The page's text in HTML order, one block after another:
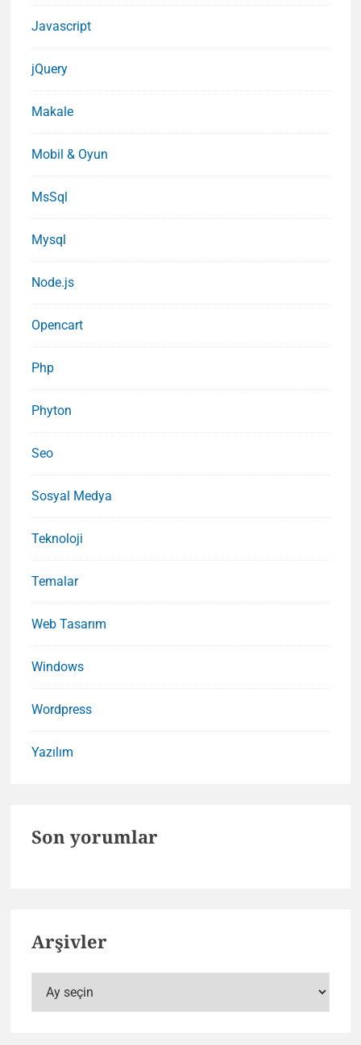
Javascript
jQuery
Makale
Mobil & Oyun
MsSql
Mysql
Node.js
Opencart
Php
Phyton
Seo
Sosyal Medya
Teknoloji
Temalar
Web Tasarım
Windows
Wordpress
Yazılım
Son yorumlar
Arşivler